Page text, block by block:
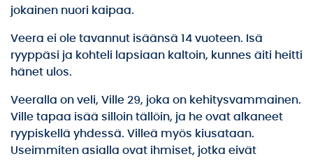
jokainen nuori kaipaa.
Veera ei ole tavannut isäänsä 14 vuoteen. Isä
ryyppäsi ja kohteli lapsiaan kaltoin, kunnes äiti heitti
hänet ulos.
Veeralla on veli, Ville 29, joka on kehitysvammainen.
Ville tapaa isää silloin tällöin, ja he ovat alkaneet
ryypiskellä yhdessä. Villeä myös kiusataan.
Useimmiten asialla ovat ihmiset, jotka eivät